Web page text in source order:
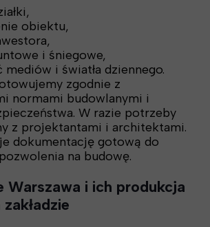
obiektu,
i śniegowe,
i światła dziennego.
zgodnie z
normami budowlanymi i
W razie potrzeby
z projektantami i architektami.
dokumentację gotową do
na budowę.
Warszawa i ich produkcja